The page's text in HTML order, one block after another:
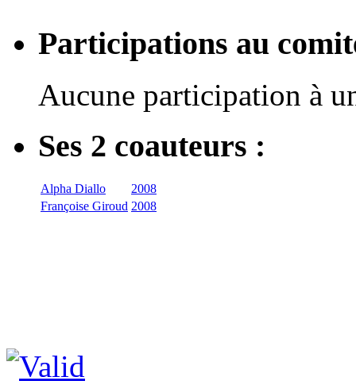
Participations au
Aucune participation à
Ses 2 coauteurs :
Alpha Diallo
2008
Françoise Giroud 2008